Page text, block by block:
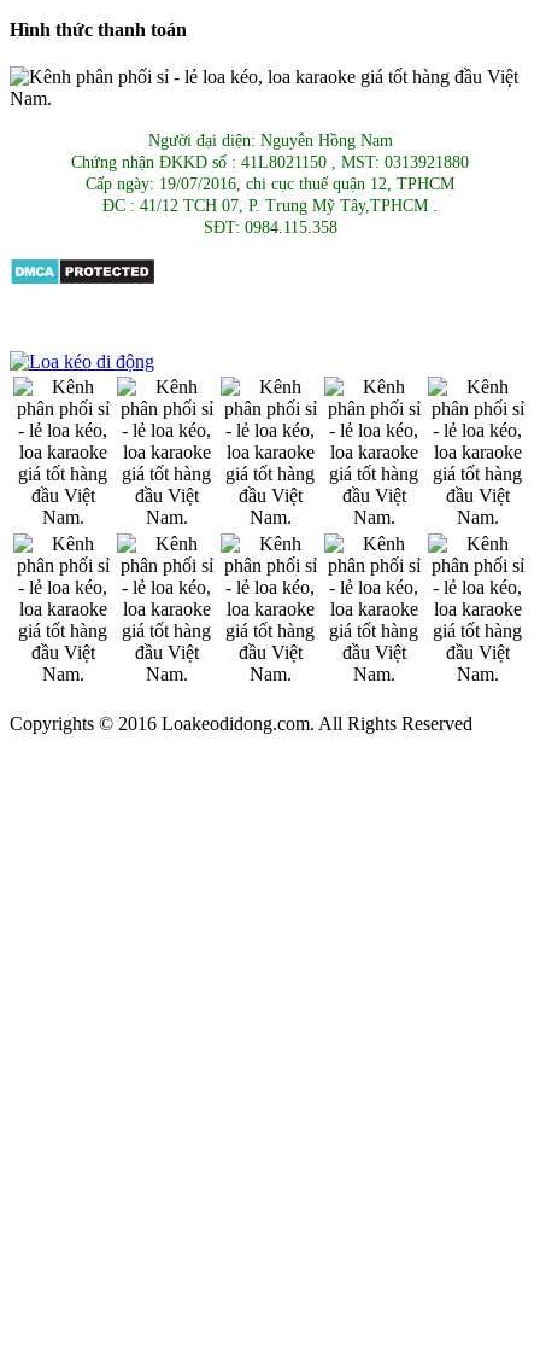
Hình thức thanh toán
Người đại diện: Nguyễn Hồng Nam
Chứng nhận ĐKKD số : 41L8021150 , MST: 0313921880
Cấp ngày: 19/07/2016, chi cục thuế quận 12, TPHCM
ĐC : 41/12 TCH 07, P. Trung Mỹ Tây,TPHCM .
SĐT: 0984.115.358
Copyrights © 2016 Loakeodidong.com. All Rights Reserved